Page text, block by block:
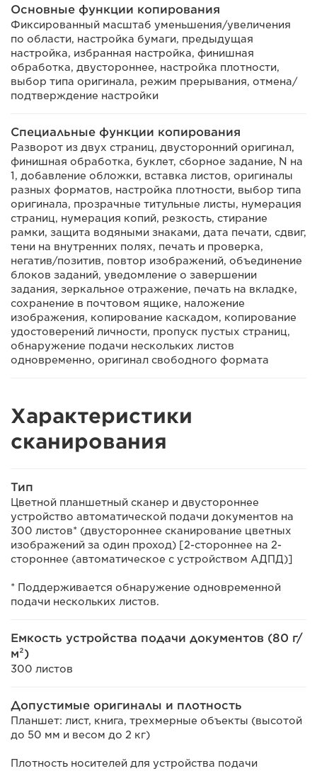
Основные функции копирования
Фиксированный масштаб уменьшения/увеличения
по области, настройка бумаги, предыдущая
настройка, избранная настройка, финишная
обработка, двустороннее, настройка плотности,
выбор типа оригинала, режим прерывания, отмена/
подтверждение настройки
Специальные функции копирования
Разворот из двух страниц, двусторонний оригинал,
финишная обработка, буклет, сборное задание, N на
1, добавление обложки, вставка листов, оригиналы
разных форматов, настройка плотности, выбор типа
оригинала, прозрачные титульные листы, нумерация
страниц, нумерация копий, резкость, стирание
рамки, защита водяными знаками, дата печати, сдвиг,
тени на внутренних полях, печать и проверка,
негатив/позитив, повтор изображений, объединение
блоков заданий, уведомление о завершении
задания, зеркальное отражение, печать на вкладке,
сохранение в почтовом ящике, наложение
изображения, копирование каскадом, копирование
удостоверений личности, пропуск пустых страниц,
обнаружение подачи нескольких листов
одновременно, оригинал свободного формата
Характеристики
сканирования
Тип
Цветной планшетный сканер и двустороннее
устройство автоматической подачи документов на
300 листов* (двустороннее сканирование цветных
изображений за один проход) [2-стороннее на 2-
стороннее (автоматическое с устройством АДПД)]
* Поддерживается обнаружение одновременной
подачи нескольких листов.
Емкость устройства подачи документов (80 г/
м²)
300 листов
Допустимые оригиналы и плотность
Планшет: лист, книга, трехмерные объекты (высотой
до 50 мм и весом до 2 кг)
Плотность носителей для устройства подачи